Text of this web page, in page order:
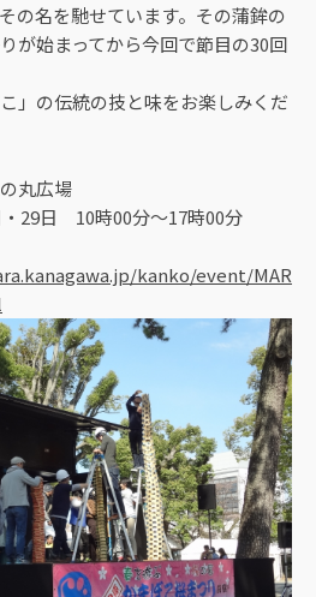
の名を馳せています。その蒲鉾の
が始まってから今回で節目の30回
」の伝統の技と味をお楽しみくだ
丸広場
29日 10時00分～17時00分
kanko/event/MAR